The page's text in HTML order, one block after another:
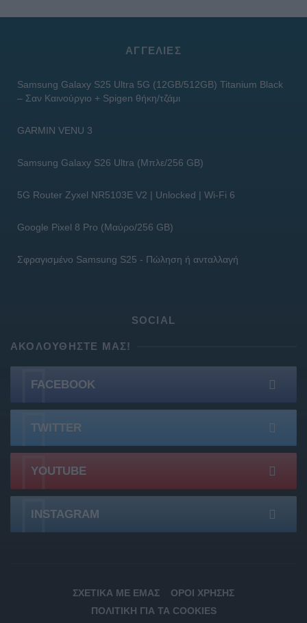
ΑΓΓΕΛΊΕΣ
Samsung Galaxy S25 Ultra 5G (12GB/512GB) Titanium Black
– Σαν Καινούργιο + Spigen θήκη/τζάμι
GARMIN VENU 3
Samsung Galaxy S26 Ultra (Μπλε/256 GB)
5G Router Zyxel NR5103E V2 | Unlocked | Wi-Fi 6
Google Pixel 8 Pro (Μαύρο/256 GB)
Σφραγισμένο Samsung S25 - Πώληση ή ανταλλαγή
SOCIAL
ΑΚΟΛΟΥΘΉΣΤΕ ΜΑΣ!
FACEBOOK
TWITTER
YOUTUBE
INSTAGRAM
ΣΧΕΤΙΚΆ ΜΕ ΕΜΆΣ
ΌΡΟΙ ΧΡΉΣΗΣ
ΠΟΛΙΤΙΚΉ ΓΙΑ ΤΑ COOKIES